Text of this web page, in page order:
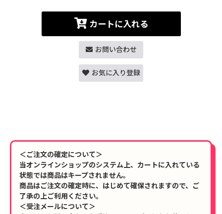
カートに入れる
お問い合わせ
お気に入り登録
＜ご注文の確定について＞
当オンラインショップのシステム上、カートに入れている
状態では商品はキープされません。
商品はご注文の確定時に、はじめて確保されますので、ご
了承の上ご利用ください。
＜受注メールについて＞